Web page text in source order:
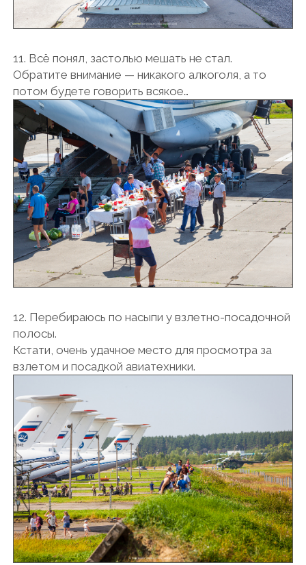
11. Всё понял, застолью мешать не стал.
Обратите внимание — никакого алкоголя, а то
потом будете говорить всякое…
12. Перебираюсь по насыпи у взлетно-посадочной
полосы.
Кстати, очень удачное место для просмотра за
взлетом и посадкой авиатехники.